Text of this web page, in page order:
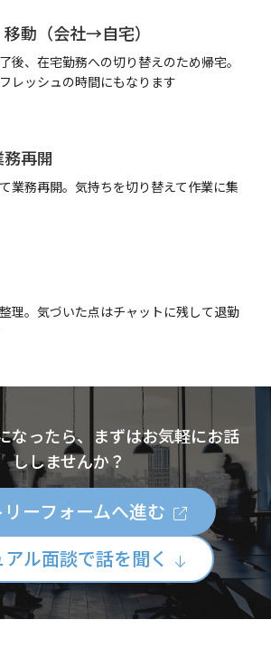
動（会社→自宅）
後、在宅勤務への切り替えのため帰宅。
レッシュの時間にもなります
再開
業務再開。気持ちを切り替えて作業に集
理。気づいた点はチャットに残して退勤
なったら、まずはお気軽にお話
ししませんか？
ーフォームへ進む
アル面談で話を聞く